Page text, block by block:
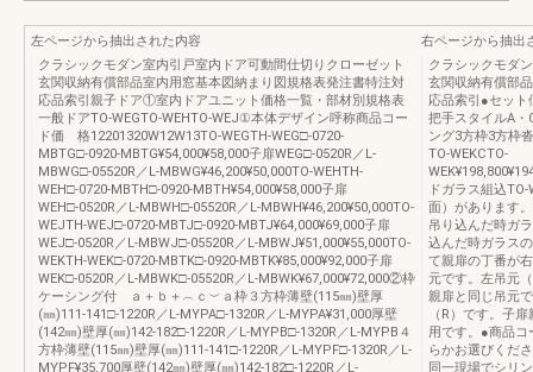
左ページから抽出された内容
クラシックモダン室内引戸室内ドア可動間仕切りクローゼット
玄関収納有償部品室内用窓基本図納まり図規格表発注書特注対
応品索引親子ドア①室内ドアユニット価格一覧・部材別規格表
一般ドアTO-WEGTO-WEHTO-WEJ①本体デザイン呼称商品コー
ド価 格12201320W12W13TO-WEGTH-WEG□-0720-
MBTG□-0920-MBTG¥54,000¥58,000子扉WEG□-0520R／L-
MBWG□-05520R／L-MBWG¥46,200¥50,000TO-WEHTH-
WEH□-0720-MBTH□-0920-MBTH¥54,000¥58,000子扉
WEH□-0520R／L-MBWH□-05520R／L-MBWH¥46,200¥50,000TO-
WEJTH-WEJ□-0720-MBTJ□-0920-MBTJ¥64,000¥69,000子扉
WEJ□-0520R／L-MBWJ□-05520R／L-MBWJ¥51,000¥55,000TO-
WEKTH-WEK□-0720-MBTK□-0920-MBTK¥85,000¥92,000子扉
WEK□-0520R／L-MBWK□-05520R／L-MBWK¥67,000¥72,000②枠
ケーシング付 ａ＋ｂ＋︵ｃ︶ａ枠３方枠薄壁(115㎜)壁厚
(㎜)111-141□-1220R／L-MYPA□-1320R／L-MYPA¥31,000厚壁
(142㎜)壁厚(㎜)142-182□-1220R／L-MYPB□-1320R／L-MYPB４
方枠薄壁(115㎜)壁厚(㎜)111-141□-1220R／L-MYPF□-1320R／L-
MYPF¥35,700厚壁(142㎜)壁厚(㎜)142-182□-1220R／L-
右ページから抽出
クラシックモダ
玄関収納有償部
応品索引●セット
把手スタイルA
ング3方枠3方枠
TO-WEKCTO-
ドガラス組込
面）があります
吊り込んだ時ガ
込んだ時ガラス
て親扉の丁番が
元です。左吊元
親扉と同じ吊元
（R）です。子
用です。●商品コ
らかお選びくだ
同一現場でシリ